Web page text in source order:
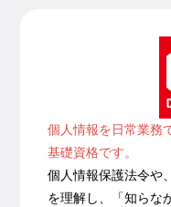
個人情報を日常業務
基礎資格です。
個人情報保護法令や
を理解し、「知らな